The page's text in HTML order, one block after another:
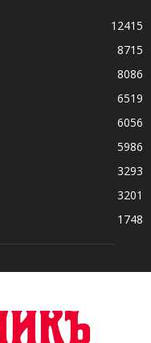
12415
8715
8086
6519
6056
5986
3293
3201
1748